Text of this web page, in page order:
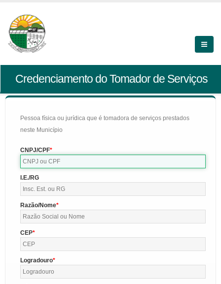
Credenciamento do Tomador de Serviços
Pessoa física ou jurídica que é tomadora de serviços prestados
neste Município
CNPJ/CPF
I.E./RG
Razão/Nome
CEP
Logradouro